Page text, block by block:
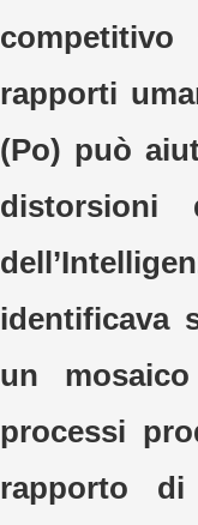
rapporti
(Po) può
distorsioni
identificava
un
processi
rapporto